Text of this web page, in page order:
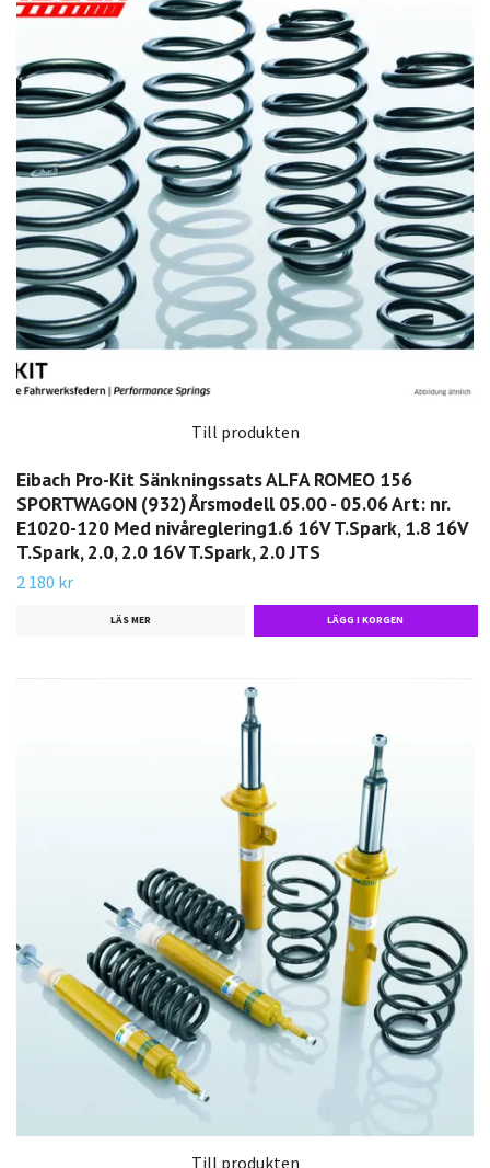
Till produkten
Eibach Pro-Kit Sänkningssats ALFA ROMEO 156
SPORTWAGON (932) Årsmodell 05.00 - 05.06 Art: nr.
E1020-120 Med nivåreglering1.6 16V T.Spark, 1.8 16V
T.Spark, 2.0, 2.0 16V T.Spark, 2.0 JTS
2 180 kr
LÄS MER
Till produkten